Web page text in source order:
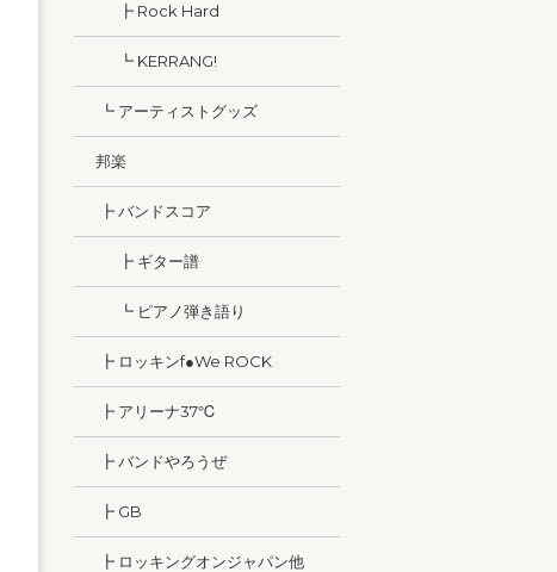
┣ Rock Hard
┗ KERRANG!
┗ アーティストグッズ
邦楽
┣ バンドスコア
┣ ギター譜
┗ ピアノ弾き語り
┣ ロッキンf●We ROCK
┣ アリーナ37℃
┣ バンドやろうぜ
┣ GB
┣ ロッキングオンジャパン他